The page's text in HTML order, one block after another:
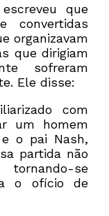
que
convertidas
organizavam
que dirigiam
sofreram
Ele disse:
com
um homem
o pai Nash,
partida não
se
o ofício de